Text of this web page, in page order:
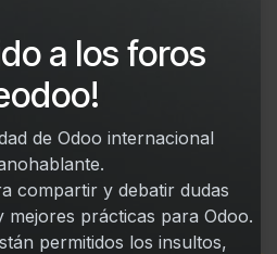
a los foros
de Odoo internacional
compartir y debatir dudas
prácticas para Odoo.
permitidos los insultos,